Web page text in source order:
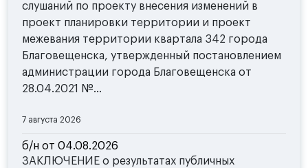
слушаний по проекту внесения изменений в
проект планировки территории и проект
межевания территории квартала 342 города
Благовещенска, утвержденный постановлением
администрации города Благовещенска от
28.04.2021 №...
7 августа 2026
б/н от 04.08.2026
ЗАКЛЮЧЕНИЕ о результатах публичных